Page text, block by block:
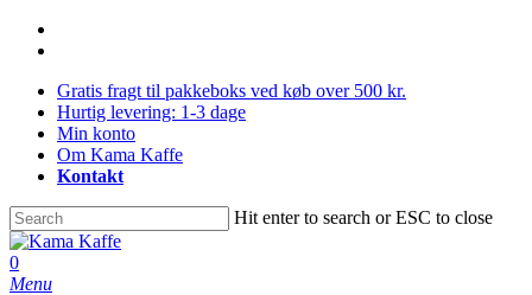
Skip
contentGratis fragt til pakkeboks ved køb over 500 kr.
Hurtig levering: 1-3 dage
Min konto
Om Kama Kaffe
Kontakt
Hit enter to search or ESC to close
Close
Search
0
Menu